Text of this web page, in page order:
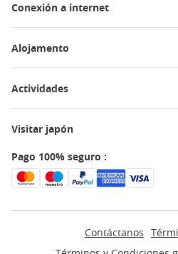
Conexión a internet
Alojamento
Actividades
Visitar japón
Pago 100% seguro :
Contáctanos